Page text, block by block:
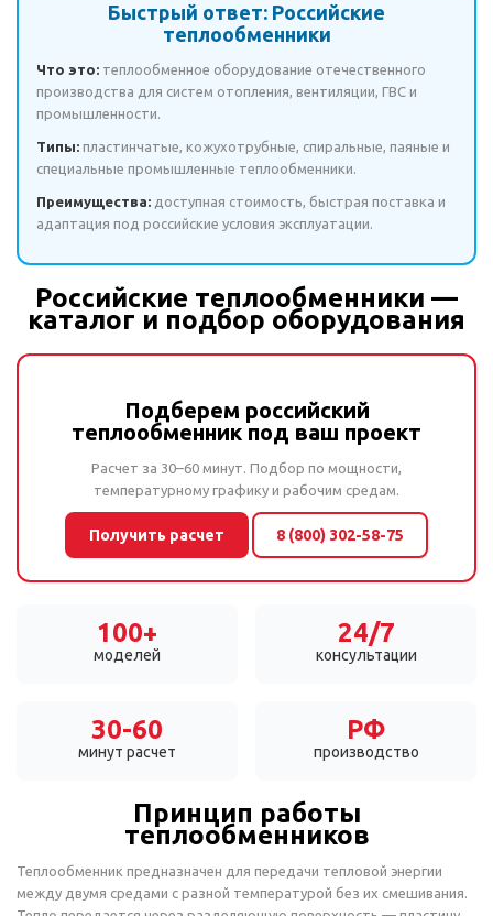
Быстрый ответ: Российские
теплообменники
Что это: теплообменное оборудование отечественного
производства для систем отопления, вентиляции, ГВС и
промышленности.
Типы: пластинчатые, кожухотрубные, спиральные, паяные и
специальные промышленные теплообменники.
Преимущества: доступная стоимость, быстрая поставка и
адаптация под российские условия эксплуатации.
Российские теплообменники —
каталог и подбор оборудования
Подберем российский
теплообменник под ваш проект
Расчет за 30–60 минут. Подбор по мощности,
температурному графику и рабочим средам.
Получить расчет 8 (800) 302-58-75
100+
моделей
24/7
консультации
30-60
минут расчет
РФ
производство
Принцип работы
теплообменников
Теплообменник предназначен для передачи тепловой энергии
между двумя средами с разной температурой без их смешивания.